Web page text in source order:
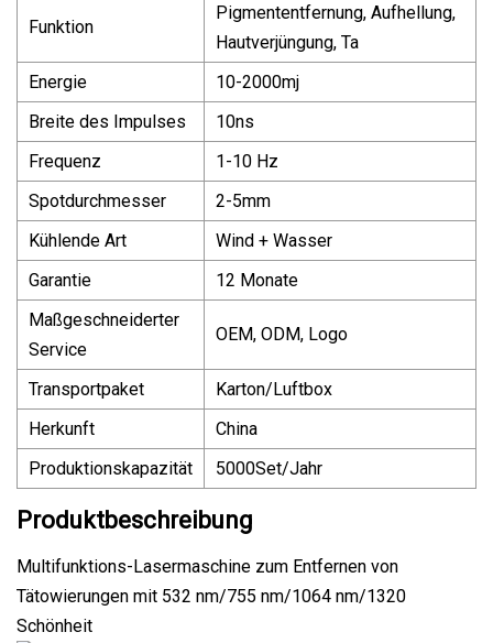
Funktion
Pigmententfernung, Aufhellung,
Hautverjüngung, Ta
Energie
10-2000mj
Breite des Impulses
10ns
Frequenz
1-10 Hz
Spotdurchmesser
2-5mm
Kühlende Art
Wind + Wasser
Garantie
12 Monate
Maßgeschneiderter
Service
OEM, ODM, Logo
Transportpaket
Karton/Luftbox
Herkunft
China
Produktionskapazität
5000Set/Jahr
Produktbeschreibung
Multifunktions-Lasermaschine zum Entfernen von
Tätowierungen mit 532 nm/755 nm/1064 nm/1320
Schönheit